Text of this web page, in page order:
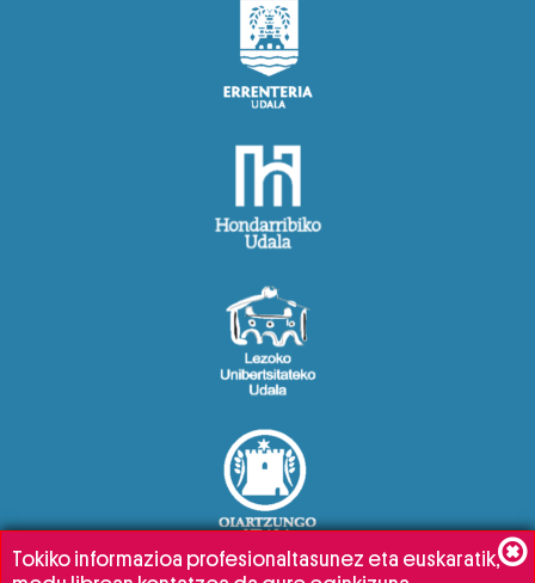
Tokiko informazioa profesionaltasunez eta euskaratik,